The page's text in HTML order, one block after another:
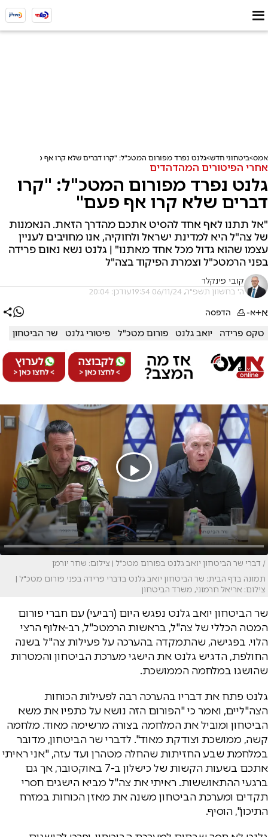
אמס ביטחוני חדש גלנט נפרד מפורום המטכ"ל: "קרו דברים שלא קרו אף פעם"
אחרי הפיטורים המהדהדים
גלנט נפרד מפורום המטכ"ל: "קרו
דברים שלא קרו אף פעם"
"אל תתנו לאף אחד להסיט אתכם מהדרך הזאת. הנאמנות
של צה"ל היא למדינת ישראל ולחוקיה, אנו מחויבים לעניין
עצמו שהוא גדול מכל אחד מאתנו" | גלנט נשא נאום פרידה
בפני הרמטכ"ל וצמרת הפיקוד בצה"ל
קובי פינקלר
ה' בחשוון תשפ"ה, 06/11/24 19:54 עודכן: 20:04
א+א- הדפסה
טקס פרידה יואב גלנט פורום מטכ"ל פיטורי גלנט שר הביטחון
/ דברי שר הביטחון יואב גלנט בפורום מטכ"ל | צילום: שחר יורמן
תמונה בדף הבית: שר הביטחון יואב גלנט בדברי פרידה בפני פורום מטכ"ל |
צילום: אריאל חרמוני, משרד הביטחון
שר הביטחון יואב גלנט נפגש היום (רביעי) עם חברי פורום
המטה הכללי של צה"ל, בראשות הרמטכ"ל, רב-אלוף הרצי
הלוי. בפגישה, שהתמקדה בהערכה על פעילות צה"ל בשנה
החולפת, הדגיש גלנט את הישגי מערכת הביטחון והמטרות
שהושגו במלחמה הממושכת.
גלנט פתח את דבריו בהערכה רבה לפעילות הכוחות
הצה"ליים, ואמר כי "הפורום הזה נושא על כתפיו את משא
הביטחון ומוביל את המלחמה בצורה מרשימה מאוד. מלחמה
קשה, ממושכת וצודקת מאוד". לדברי שר הביטחון, מדובר
במלחמת שבע החזיתות שהחלה מטהרן ועד עזה, "אני ראיתי
אתכם בשעות הקשות של כישלון ב-7 באוקטובר, אך גם
ברגעי ההתאוששות. ראיתי את צה"ל מביא הישגים חסרי
תקדים ומערכת הביטחון משנה את מאזן הכוחות במזרח
התיכון", הוסיף.